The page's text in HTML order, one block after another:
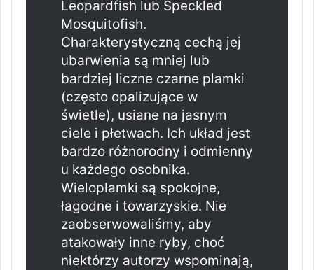
Leopardfish lub Speckled
Mosquitofish.
Charakterystyczną cechą jej
ubarwienia są mniej lub
bardziej liczne czarne plamki
(często opalizujące w
świetle), usiane na jasnym
ciele i płetwach. Ich układ jest
bardzo różnorodny i odmienny
u każdego osobnika.
Wieloplamki są spokojne,
łagodne i towarzyskie. Nie
zaobserwowaliśmy, aby
atakowały inne ryby, choć
niektórzy autorzy wspominają,